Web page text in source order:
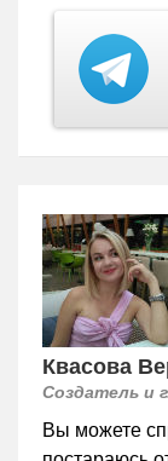
Квасова
Создатель и
Вы можете